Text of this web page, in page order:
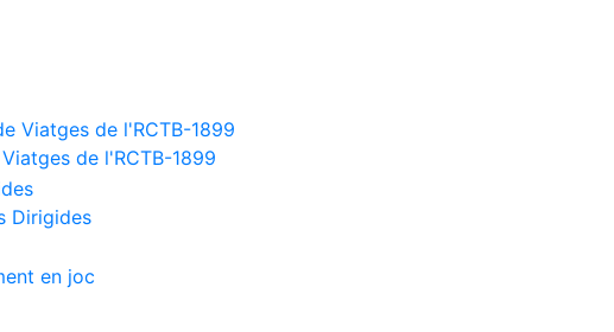
de l'RCTB-1899
Dirigides
en joc